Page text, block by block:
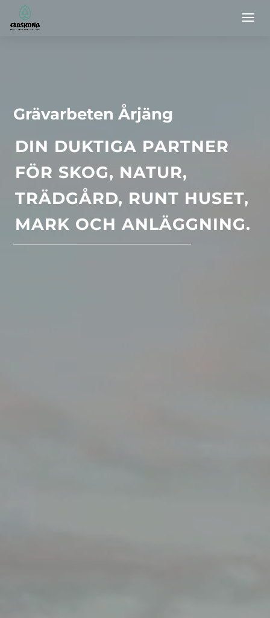
Grävarbeten Årjäng
DIN DUKTIGA PARTNER
FÖR SKOG, NATUR,
TRÄDGÅRD, RUNT HUSET,
MARK OCH ANLÄGGNING.